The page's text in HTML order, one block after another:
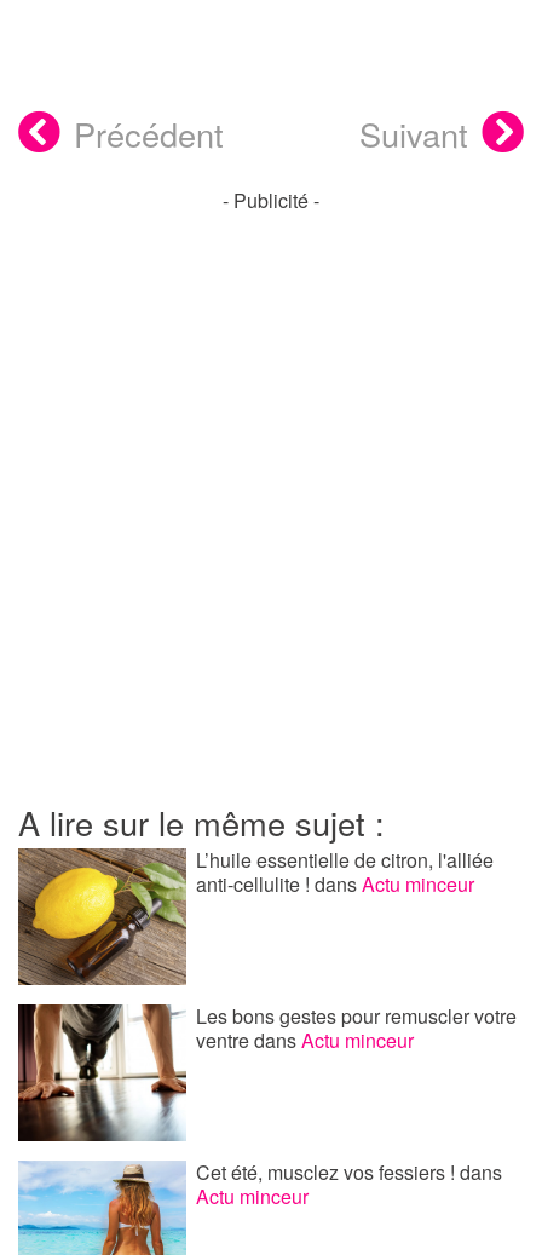
Précédent Suivant
- Publicité -
A lire sur le même sujet :
L’huile essentielle de citron, l'alliée
anti-cellulite !dansActu minceur
Les bons gestes pour remuscler votre
ventredansActu minceur
Cet été, musclez vos fessiers !dans
Actu minceur